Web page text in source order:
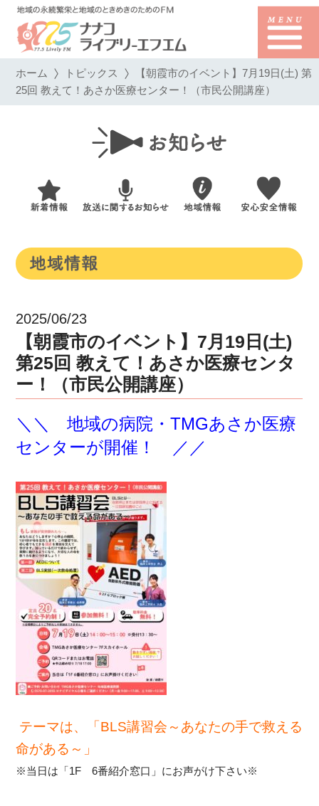
ホーム トピックス 【朝霞市のイベント】7月19日(土) 第
25回 教えて！あさか医療センター！（市民公開講座）
2025/06/23
【朝霞市のイベント】7月19日(土)
第25回 教えて！あさか医療センタ
ー！（市民公開講座）
＼＼ 地域の病院・TMGあさか医療
センターが開催！ ／／
テーマは、「BLS講習会～あなたの手で救える
命がある～」
※当日は「1F 6番紹介窓口」にお声がけ下さい※